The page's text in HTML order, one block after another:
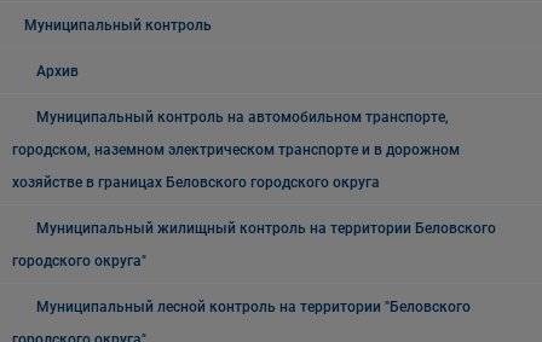
Муниципальный контроль
Архив
Муниципальный контроль на автомобильном транспорте,
городском, наземном электрическом транспорте и в дорожном
хозяйстве в границах Беловского городского округа
Муниципальный жилищный контроль на территории Беловского
городского округа"
Муниципальный лесной контроль на территории "Беловского